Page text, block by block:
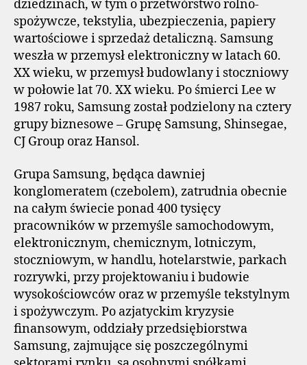
dziedzinach, w tym o przetwórstwo rolno-
spożywcze, tekstylia, ubezpieczenia, papiery
wartościowe i sprzedaż detaliczną. Samsung
weszła w przemysł elektroniczny w latach 60.
XX wieku, w przemysł budowlany i stoczniowy
w połowie lat 70. XX wieku. Po śmierci Lee w
1987 roku, Samsung został podzielony na cztery
grupy biznesowe – Grupę Samsung, Shinsegae,
CJ Group oraz Hansol.
Grupa Samsung, będąca dawniej
konglomeratem (czebolem), zatrudnia obecnie
na całym świecie ponad 400 tysięcy
pracowników w przemyśle samochodowym,
elektronicznym, chemicznym, lotniczym,
stoczniowym, w handlu, hotelarstwie, parkach
rozrywki, przy projektowaniu i budowie
wysokościowców oraz w przemyśle tekstylnym
i spożywczym. Po azjatyckim kryzysie
finansowym, oddziały przedsiębiorstwa
Samsung, zajmujące się poszczególnymi